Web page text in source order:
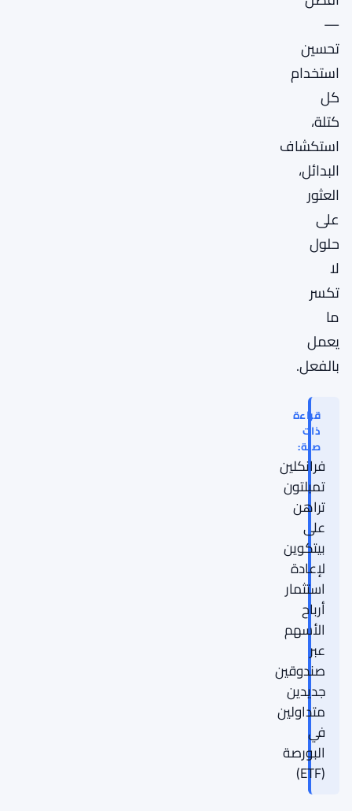
—
تحسين
استخدام
كل
كتلة،
استكشاف
البدائل،
العثور
على
حلول
لا
تكسر
ما
يعمل
بالفعل.
قراءة
ذات
صلة:
فرانكلين
تمبلتون
تراهن
على
بيتكوين
لإعادة
استثمار
أرباح
الأسهم
عبر
صندوقين
جديدين
متداولين
في
البورصة
(ETF)